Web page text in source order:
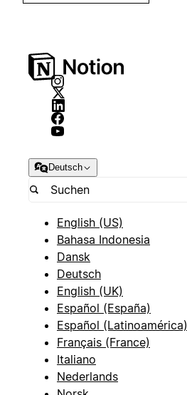
Deutsch
English (US)
Bahasa Indonesia
Dansk
Deutsch
English (UK)
Español (España)
Español (Latinoamérica)
Français (France)
Italiano
Nederlands